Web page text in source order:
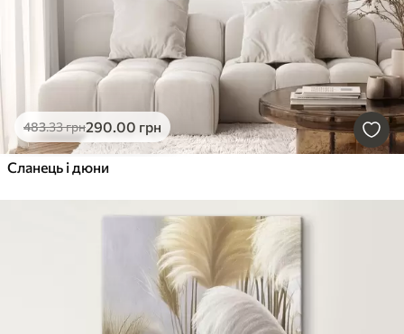
483.33грн290.00 грн
Сланець і дюни